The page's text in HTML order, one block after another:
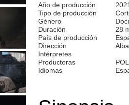
Año de producción
Tipo de producción
Género
Duración
28
País de producción
Dirección
Intérpretes
Productoras
Idiomas